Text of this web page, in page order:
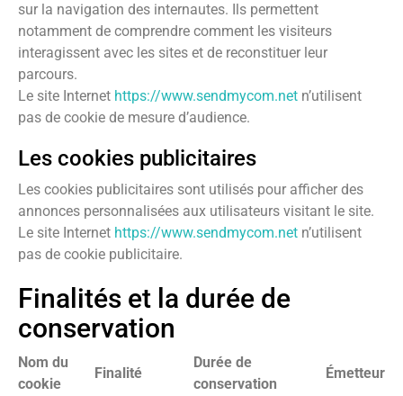
sur la navigation des internautes. Ils permettent
notamment de comprendre comment les visiteurs
interagissent avec les sites et de reconstituer leur
parcours.
Le site Internet https://www.sendmycom.net n’utilisent
pas de cookie de mesure d’audience.
Les cookies publicitaires
Les cookies publicitaires sont utilisés pour afficher des
annonces personnalisées aux utilisateurs visitant le site.
Le site Internet https://www.sendmycom.net n’utilisent
pas de cookie publicitaire.
Finalités et la durée de
conservation
Nom du
cookie
Finalité
Durée de
conservation
Émetteur